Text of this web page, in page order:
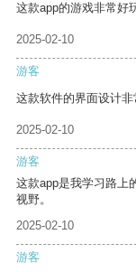
这款app的游戏非常好
2025-02-10
游客
这款软件的界面设计非
2025-02-10
游客
这款app是我学习路上
视野。
2025-02-10
游客